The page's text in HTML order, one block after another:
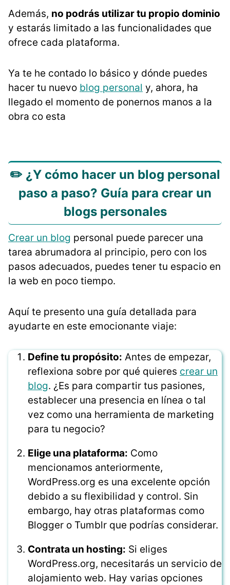
Además, no podrás utilizar tu propio dominio
y estarás limitado a las funcionalidades que
ofrece cada plataforma.
Ya te he contado lo básico y dónde puedes
hacer tu nuevo blog personal y, ahora, ha
llegado el momento de ponernos manos a la
obra co esta
✏️ ¿Y cómo hacer un blog personal
paso a paso? Guía para crear un
blogs personales
Crear un blog personal puede parecer una
tarea abrumadora al principio, pero con los
pasos adecuados, puedes tener tu espacio en
la web en poco tiempo.
Aquí te presento una guía detallada para
ayudarte en este emocionante viaje:
Define tu propósito: Antes de empezar,
reflexiona sobre por qué quieres crear un
blog. ¿Es para compartir tus pasiones,
establecer una presencia en línea o tal
vez como una herramienta de marketing
para tu negocio?
Elige una plataforma: Como
mencionamos anteriormente,
WordPress.org es una excelente opción
debido a su flexibilidad y control. Sin
embargo, hay otras plataformas como
Blogger o Tumblr que podrías considerar.
Contrata un hosting: Si eliges
WordPress.org, necesitarás un servicio de
alojamiento web. Hay varias opciones